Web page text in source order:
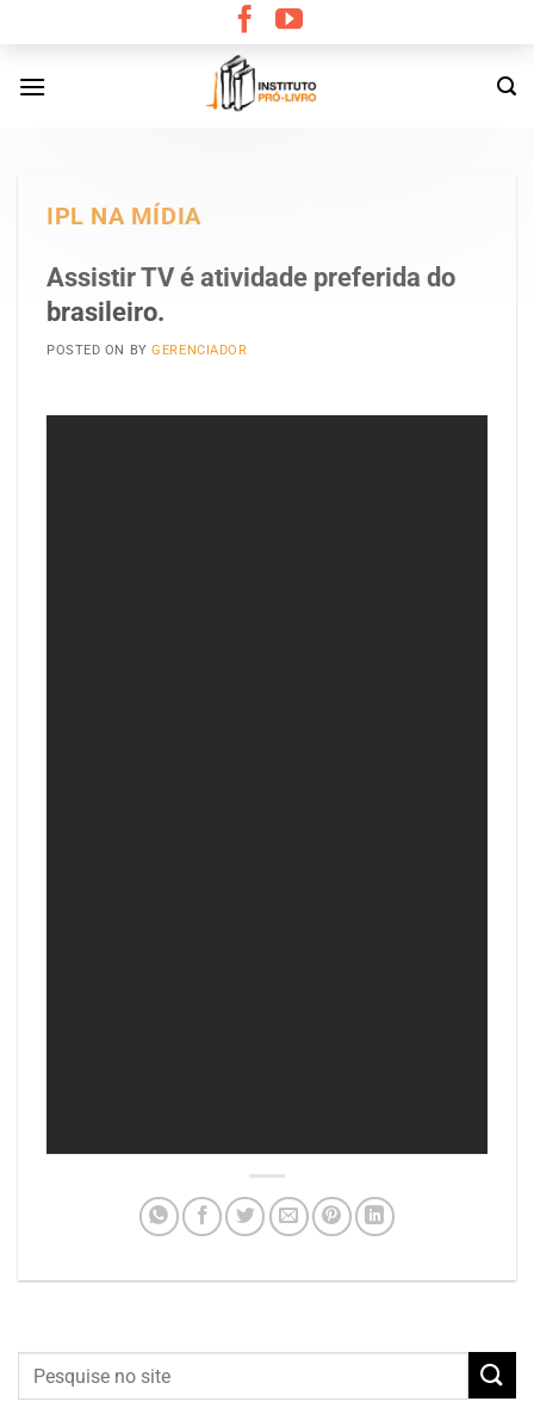
content
IPL NA MÍDIA
Assistir TV é atividade preferida do
brasileiro.
POSTED ON BYGERENCIADOR